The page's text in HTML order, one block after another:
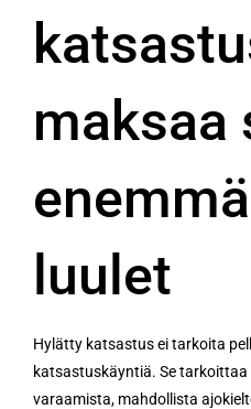
maksaa
luulet
Hylätty katsastus ei tarkoita
katsastuskäyntiä. Se
varaamista, mahdollista